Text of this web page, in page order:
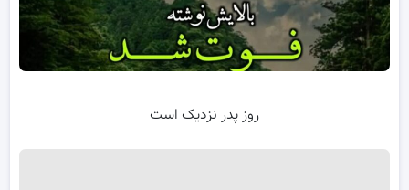
روز پدر نزدیک است